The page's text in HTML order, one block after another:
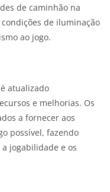
de caminhão na
de iluminação
ao jogo.
atualizado
e melhorias. Os
a fornecer aos
possível, fazendo
jogabilidade e os